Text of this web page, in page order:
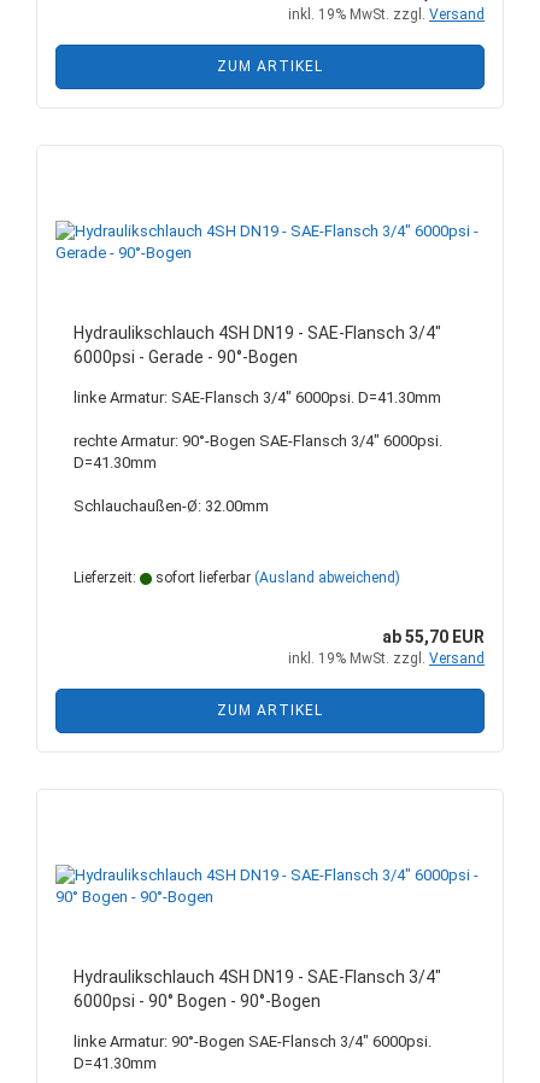
inkl. 19% MwSt. zzgl. Versand
ZUM ARTIKEL
Hydraulikschlauch 4SH DN19 - SAE-Flansch 3/4"
6000psi - Gerade - 90°-Bogen
linke Armatur: SAE-Flansch 3/4" 6000psi. D=41.30mm
rechte Armatur: 90°-Bogen SAE-Flansch 3/4" 6000psi.
D=41.30mm
Schlauchaußen-Ø: 32.00mm
Lieferzeit: sofort lieferbar (Ausland abweichend)
ab 55,70 EUR
inkl. 19% MwSt. zzgl. Versand
ZUM ARTIKEL
Hydraulikschlauch 4SH DN19 - SAE-Flansch 3/4"
6000psi - 90° Bogen - 90°-Bogen
linke Armatur: 90°-Bogen SAE-Flansch 3/4" 6000psi.
D=41.30mm